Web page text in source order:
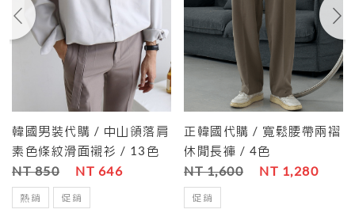
韓國男裝代購 / 中山領落肩
素色條紋滑面襯衫 / 13色
NT 850 NT 646
熱銷 促銷
正韓國代購 / 寬鬆腰帶兩褶
休閒長褲 / 4色
NT 1,600 NT 1,280
促銷